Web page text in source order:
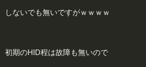
しないでも無いですがｗｗｗｗ
初期のHID程は故障も無いので